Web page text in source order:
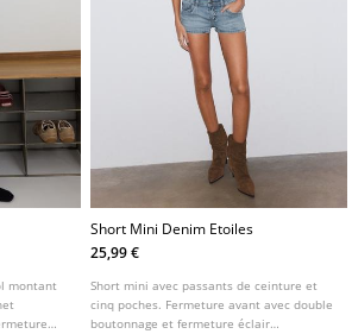
montant
Short Mini Denim Etoiles
25,99 €
Short mini avec passants de ceinture et
cinq poches. Fermeture avant avec double
boutonnage et fermeture éclair